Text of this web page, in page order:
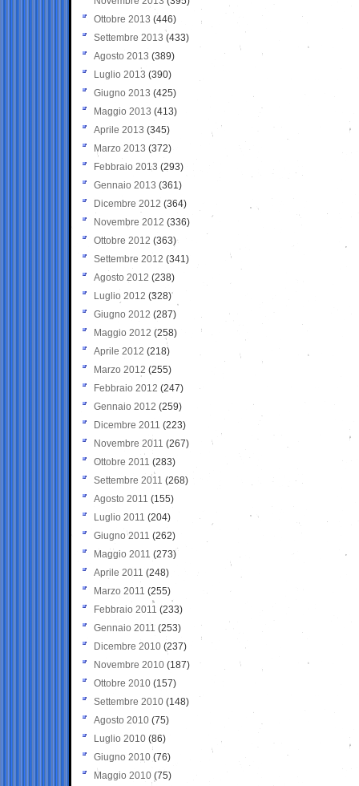
Ottobre 2013 (446)
Settembre 2013 (433)
Agosto 2013 (389)
Luglio 2013 (390)
Giugno 2013 (425)
Maggio 2013 (413)
Aprile 2013 (345)
Marzo 2013 (372)
Febbraio 2013 (293)
Gennaio 2013 (361)
Dicembre 2012 (364)
Novembre 2012 (336)
Ottobre 2012 (363)
Settembre 2012 (341)
Agosto 2012 (238)
Luglio 2012 (328)
Giugno 2012 (287)
Maggio 2012 (258)
Aprile 2012 (218)
Marzo 2012 (255)
Febbraio 2012 (247)
Gennaio 2012 (259)
Dicembre 2011 (223)
Novembre 2011 (267)
Ottobre 2011 (283)
Settembre 2011 (268)
Agosto 2011 (155)
Luglio 2011 (204)
Giugno 2011 (262)
Maggio 2011 (273)
Aprile 2011 (248)
Marzo 2011 (255)
Febbraio 2011 (233)
Gennaio 2011 (253)
Dicembre 2010 (237)
Novembre 2010 (187)
Ottobre 2010 (157)
Settembre 2010 (148)
Agosto 2010 (75)
Luglio 2010 (86)
Giugno 2010 (76)
Maggio 2010 (75)